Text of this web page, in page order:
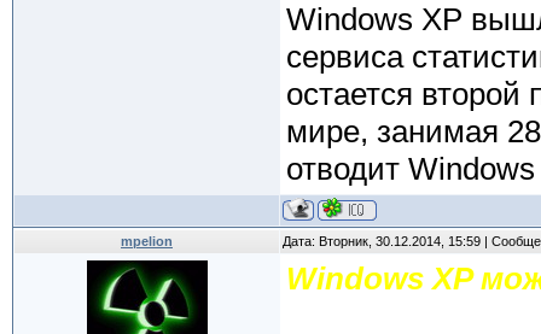
Windows XP
сервиса
остается
мире, занимая
отводит
mpelion Дата: Вторник, 30.12.2014, 15:59 |
Windows XP